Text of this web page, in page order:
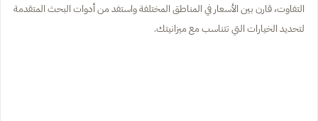
التفاوت، قارن بين الأسعار في المناطق المختلفة واستفد من أدوات البحث المتقدمة
لتحديد الخيارات التي تتناسب مع ميزانيتك.